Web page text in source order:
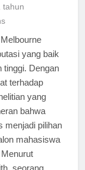
tahun
yang baik
Dengan
terhadap
yang
bahwa
menjadi pilihan
mahasiswa